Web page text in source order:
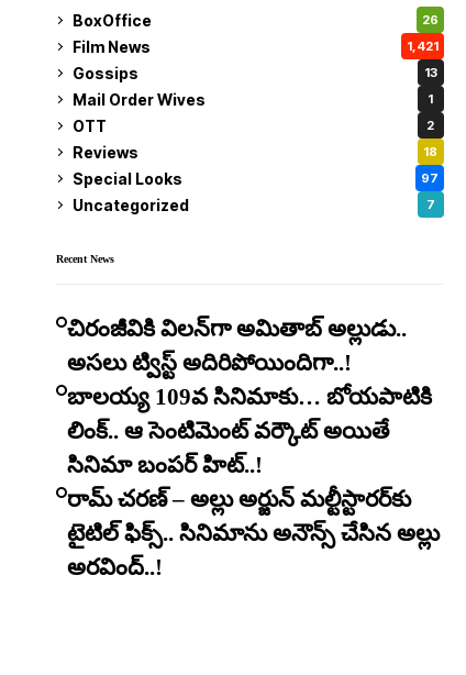
BoxOffice 26
Film News 1,421
Gossips 13
Mail Order Wives 1
OTT 2
Reviews 18
Special Looks 97
Uncategorized 7
Recent News
చిరంజీవికి విలన్‌గా అమితాబ్ అల్లుడు..
అసలు ట్విస్ట్ అదిరిపోయిందిగా..!
బాలయ్య 109వ సినిమాకు… బోయపాటికి
లింక్.. ఆ సెంటిమెంట్ వర్కౌట్ అయితే
సినిమా బంపర్ హిట్..!
రామ్ చరణ్ – అల్లు అర్జున్ మల్టీస్టారర్​కు
టైటిల్ ఫిక్స్.. సినిమాను అనౌన్స్ చేసిన అల్లు
అరవింద్..!